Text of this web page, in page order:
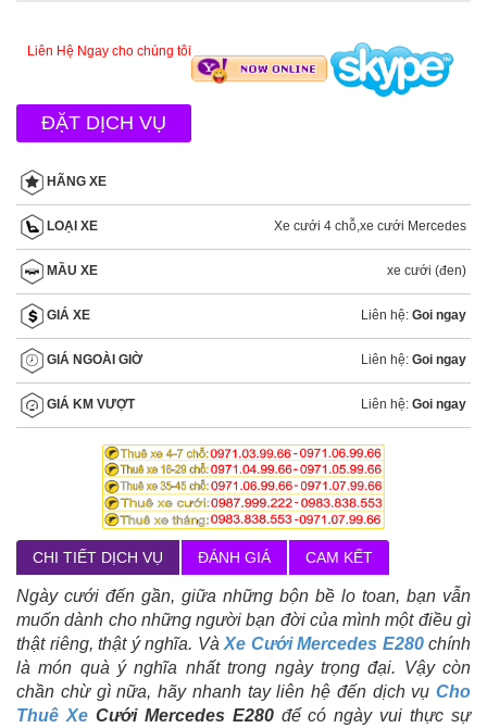
Liên Hệ Ngay cho chúng tôi
ĐẶT DỊCH VỤ
HÃNG XE
LOẠI XE Xe cưới 4 chỗ,xe cưới Mercedes
MẦU XE xe cưới (đen)
GIÁ XE Liên hệ: Goi ngay
GIÁ NGOÀI GIỜ Liên hệ: Goi ngay
GIÁ KM VƯỢT Liên hệ: Goi ngay
CHI TIẾT DỊCH VỤ ĐÁNH GIÁ CAM KẾT
Ngày cưới đến gần, giữa những bộn bề lo toan, bạn vẫn
muốn dành cho những người bạn đời của mình một điều gì
thật riêng, thật ý nghĩa. Và Xe Cưới Mercedes E280chính
là món quà ý nghĩa nhất trong ngày trọng đại. Vậy còn
chần chừ gì nữa, hãy nhanh tay liên hệ đến dịch vụ Cho
Thuê XeCưới Mercedes E280để có ngày vui thực sự